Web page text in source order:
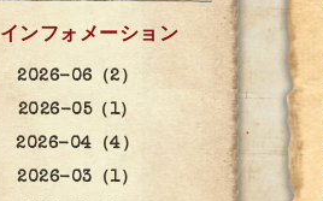
インフォメーション
2026-06（2）
2026-05（1）
2026-04（4）
2026-03（1）